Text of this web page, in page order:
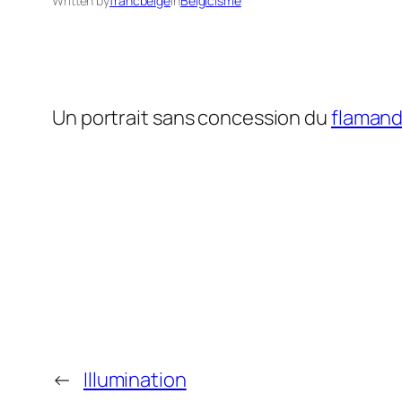
Un portrait sans concession du
← Illumination